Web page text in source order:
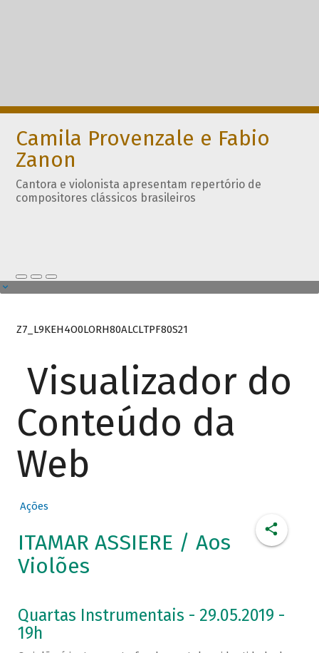
Camila Provenzale e Fabio
Zanon
Cantora e violonista apresentam repertório de
compositores clássicos brasileiros
Z7_L9KEH4O0LORH80ALCLTPF80S21
Visualizador do
Conteúdo da
Web
Ações
ITAMAR ASSIERE / Aos
Violões
Quartas Instrumentais - 29.05.2019 -
19h